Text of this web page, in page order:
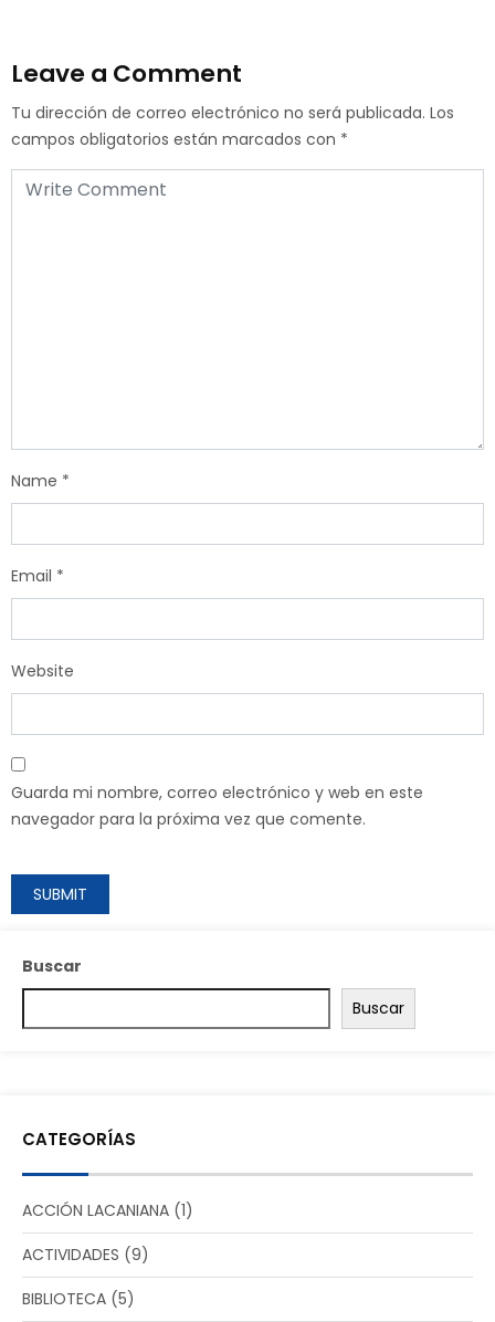
Leave a Comment
Tu dirección de correo electrónico no será publicada. Los
campos obligatorios están marcados con *
Name *
Email *
Website
Guarda mi nombre, correo electrónico y web en este
navegador para la próxima vez que comente.
Buscar
Buscar
CATEGORÍAS
ACCIÓN LACANIANA (1)
ACTIVIDADES (9)
BIBLIOTECA (5)